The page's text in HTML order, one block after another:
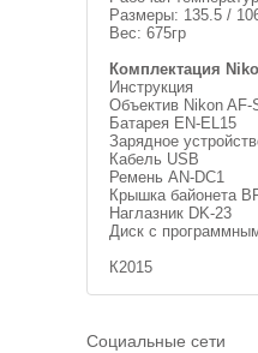
Размеры: 135.5 /
Вес: 675гр
Комплектация
Инструкция
Объектив Nikon
Батарея EN-EL15
Зарядное
Кабель USB
Ремень AN-DC1
Крышка байонета
Наглазник DK-23
Диск с
К2015
Социальные сети